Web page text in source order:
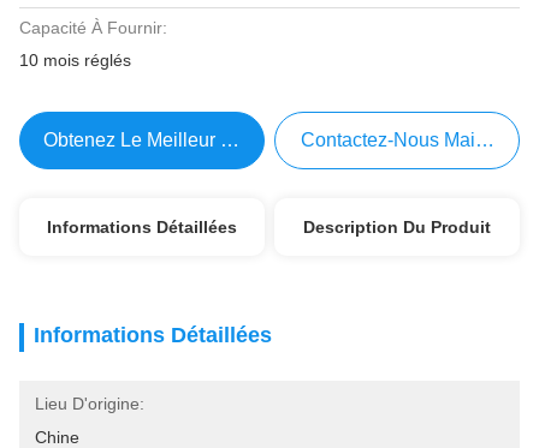
Capacité À Fournir:
10 mois réglés
Obtenez Le Meilleur Prix Contactez-Nous Maintenant
Informations Détaillées Description Du Produit
Informations Détaillées
Lieu D'origine:
Chine